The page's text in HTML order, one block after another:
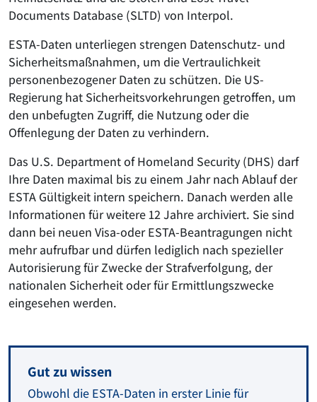
Documents Database (SLTD) von Interpol.
ESTA-Daten unterliegen strengen Datenschutz- und
Sicherheitsmaßnahmen, um die Vertraulichkeit
personenbezogener Daten zu schützen. Die US-
Regierung hat Sicherheitsvorkehrungen getroffen, um
den unbefugten Zugriff, die Nutzung oder die
Offenlegung der Daten zu verhindern.
Das U.S. Department of Homeland Security (DHS) darf
Ihre Daten maximal bis zu einem Jahr nach Ablauf der
ESTA Gültigkeit intern speichern. Danach werden alle
Informationen für weitere 12 Jahre archiviert. Sie sind
dann bei neuen Visa-oder ESTA-Beantragungen nicht
mehr aufrufbar und dürfen lediglich nach spezieller
Autorisierung für Zwecke der Strafverfolgung, der
nationalen Sicherheit oder für Ermittlungszwecke
eingesehen werden.
Gut zu wissen
Obwohl die ESTA-Daten in erster Linie für